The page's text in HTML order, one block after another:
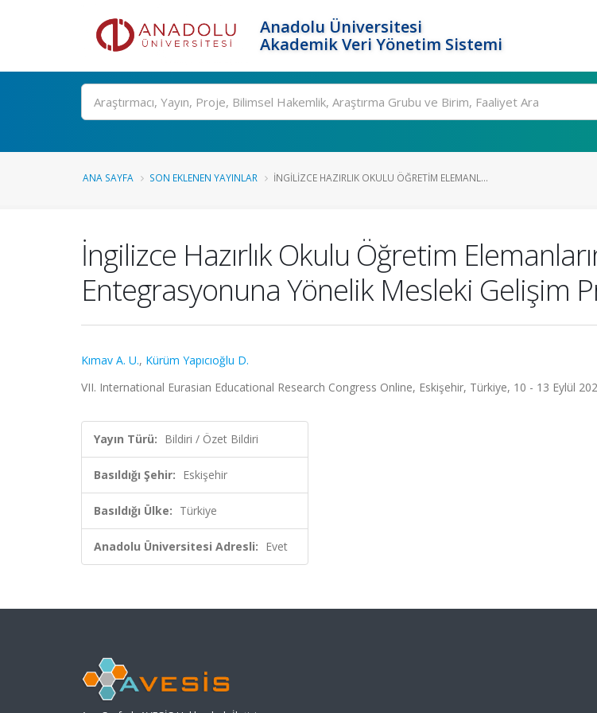
Anadolu Üniversitesi
Akademik Veri Yönetim Sistemi
Ara
ANA SAYFA SON EKLENEN YAYINLAR İNGILIZCE HAZIRLIK OKULU ÖĞRETIM ELEMANL...
İngilizce Hazırlık Okulu Öğretim
Entegrasyonuna Yönelik Mesleki Gelişim
Kımav A. U., Kürüm Yapıcıoğlu D.
VII. International Eurasian Educational Research Congress Online, Eskişehir, Türkiye, 10 - 13 Eylül
Yayın Türü: Bildiri / Özet Bildiri
Basıldığı Şehir: Eskişehir
Basıldığı Ülke: Türkiye
Anadolu Üniversitesi Adresli: Evet